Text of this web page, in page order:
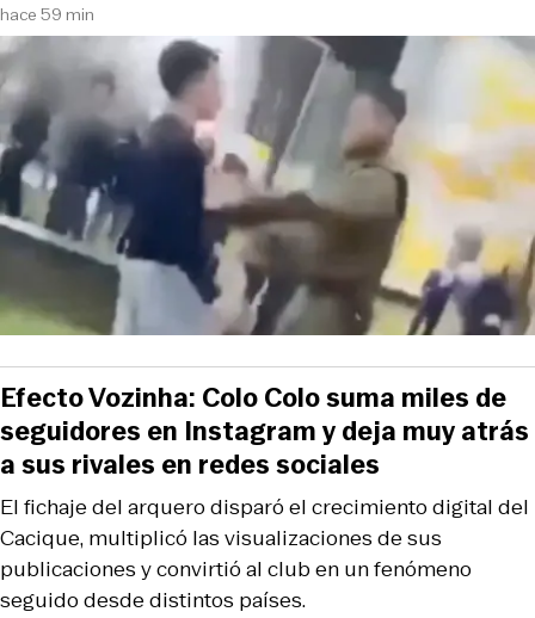
hace 59 min
El fichaje del arquero disparó el crecimiento digital del
Cacique, multiplicó las visualizaciones de sus
publicaciones y convirtió al club en un fenómeno
seguido desde distintos países.
Efecto Vozinha: Colo Colo suma miles de
seguidores en Instagram y deja muy atrás
a sus rivales en redes sociales